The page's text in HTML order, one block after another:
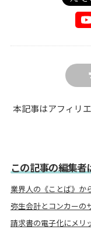
本記事はアフィリ
この記事の編集
業界人の《ことば》か
弥生会計とコンカーの
請求書の電子化にメリ